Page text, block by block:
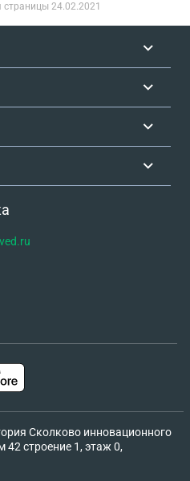
страницы 24.02.2021
Сколково инновационного
42 строение 1, этаж 0,